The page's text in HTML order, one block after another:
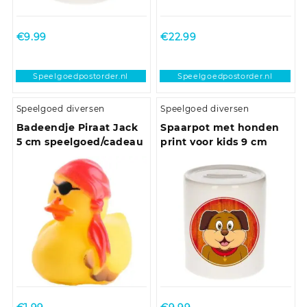
€9.99
Speelgoedpostorder.nl
€22.99
Speelgoedpostorder.nl
Speelgoed diversen
Badeendje Piraat Jack
5 cm speelgoed/cadeau
Speelgoed diversen
Spaarpot met honden
print voor kids 9 cm